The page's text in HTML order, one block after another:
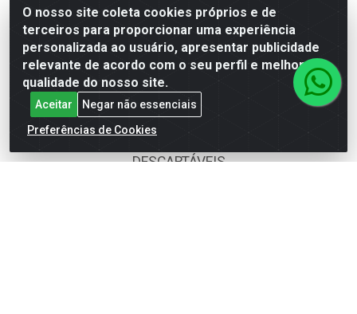
O nosso site coleta cookies próprios e de
terceiros para proporcionar uma experiência
personalizada ao usuário, apresentar publicidade
relevante de acordo com o seu perfil e melhorar a
qualidade do nosso site.
Aceitar
Negar não essenciais
Preferências de Cookies
ALIMENTOS
BAZAR
BEBIDAS
BOMBONIERE
CALÇADOS
DESCARTÁVEIS